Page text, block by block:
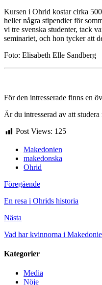
Kursen i Ohrid kos­tar cirka
hel­ler några stipendier för
vi tre svenska studen­ter, tack
seminariet, och hon tycker att
Foto: Elisabeth Elle Sandberg
För den intresserade finns en
Är du intresserad av att
Post Views: 125
Makedonien
makedonska
Ohrid
Föregående
En resa i Ohrids historia
Nästa
Vad har kvinnorna i
Kategorier
Media
Nöje